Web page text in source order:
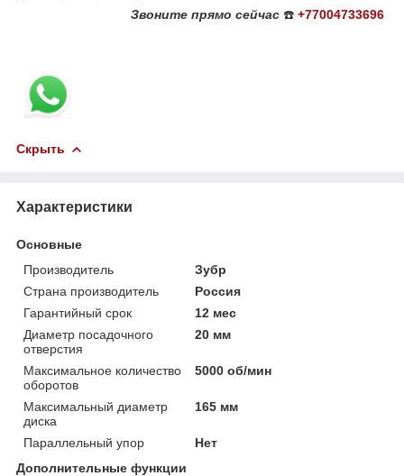
Звоните прямо сейчас ☎️ +77004733696
Скрыть
Характеристики
Основные
Производитель
Зубр
Страна производитель
Россия
Гарантийный срок
12 мес
Диаметр посадочного
отверстия
20 мм
Максимальное количество
оборотов
5000 об/мин
Максимальный диаметр
диска
165 мм
Параллельный упор
Нет
Дополнительные функции